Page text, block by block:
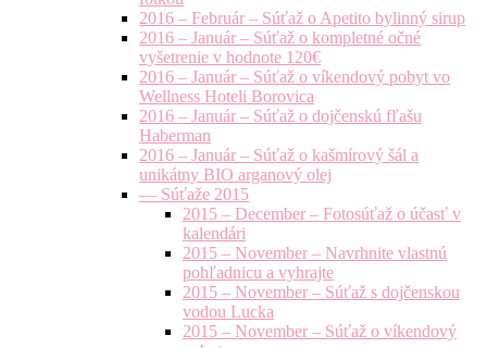
2016 – Február – Súťaž o Apetito bylinný sirup
2016 – Január – Súťaž o kompletné očné
vyšetrenie v hodnote 120€
2016 – Január – Súťaž o víkendový pobyt vo
Wellness Hoteli Borovica
2016 – Január – Súťaž o dojčenskú fľašu
Haberman
2016 – Január – Súťaž o kašmírový šál a
unikátny BIO arganový olej
— Súťaže 2015
2015 – December – Fotosúťaž o účasť v
kalendári
2015 – November – Navrhnite vlastnú
pohľadnicu a vyhrajte
2015 – November – Súťaž s dojčenskou
vodou Lucka
2015 – November – Súťaž o víkendový